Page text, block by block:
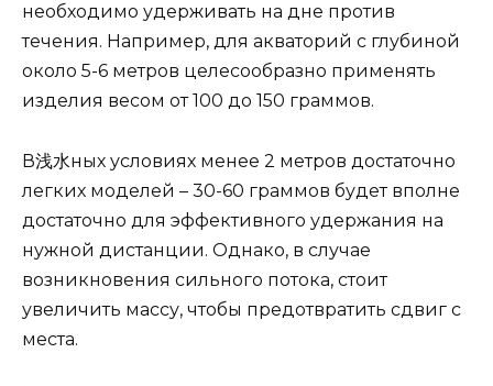
необходимо удерживать на дне против
течения. Например, для акваторий с глубиной
около 5-6 метров целесообразно применять
изделия весом от 100 до 150 граммов.
В浅水ных условиях менее 2 метров достаточно
легких моделей – 30-60 граммов будет вполне
достаточно для эффективного удержания на
нужной дистанции. Однако, в случае
возникновения сильного потока, стоит
увеличить массу, чтобы предотвратить сдвиг с
места.